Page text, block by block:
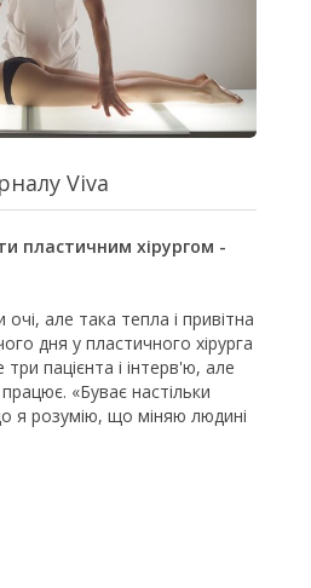
Viva
пластичним хірургом -
очі, але така тепла і привітна
дня у пластичного хірурга
пацієнта і інтерв'ю, але
«Буває настільки
я розумію, що міняю людині